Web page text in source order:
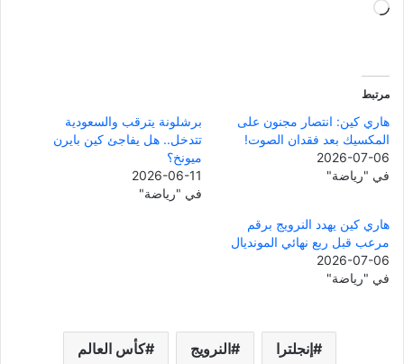
جاري
مرتبط
هاري كين: انتصار مجنون على
المكسيك بعد فقدان الصوت!
2026-07-06
في "رياضة"
برشلونة يترقب والسعودية
تتدخل.. هل يفاجئ كين بايرن
ميونخ؟
2026-06-11
في "رياضة"
هاري كين يهدد النرويج برقم
مرعب قبل ربع نهائي المونديال
2026-07-06
في "رياضة"
إنجلترا النرويج كأس العالم